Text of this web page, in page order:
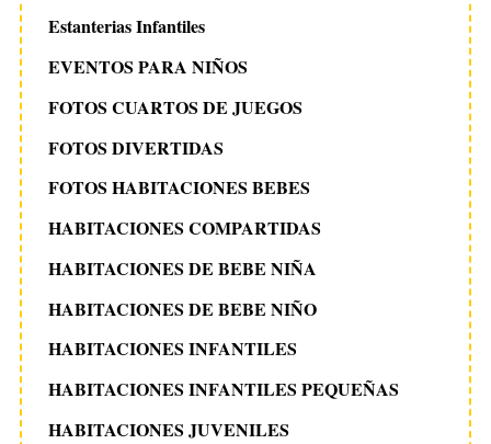
Estanterias Infantiles
EVENTOS PARA NIÑOS
FOTOS CUARTOS DE JUEGOS
FOTOS DIVERTIDAS
FOTOS HABITACIONES BEBES
HABITACIONES COMPARTIDAS
HABITACIONES DE BEBE NIÑA
HABITACIONES DE BEBE NIÑO
HABITACIONES INFANTILES
HABITACIONES INFANTILES PEQUEÑAS
HABITACIONES JUVENILES